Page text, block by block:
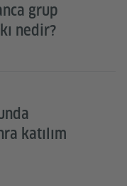
grup
nedir?
katılım